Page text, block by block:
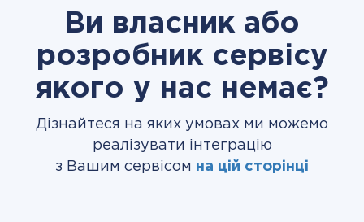
Ви власник або
розробник сервісу
якого у нас немає?
Дізнайтеся на яких умовах ми можемо
реалізувати інтеграцію
з Вашим сервісом на цій сторінці